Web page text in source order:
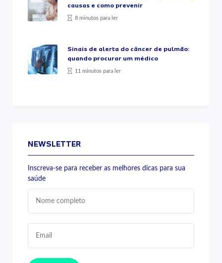
causas e como prevenir
8 minutos para ler
Sinais de alerta do câncer de pulmão:
quando procurar um médico
11 minutos para ler
NEWSLETTER
Inscreva-se para receber as melhores dicas para sua
saúde